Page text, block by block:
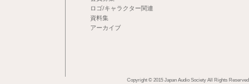
ロゴ/キャラクター関連
資料集
アーカイブ
Copyright © 2015 Japan Audio Society All Rights Reserved